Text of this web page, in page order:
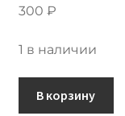
300 ₽
1 в наличии
товара
В корзину